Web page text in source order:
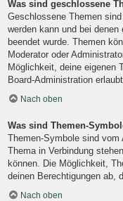
Was sind geschlossene
Geschlossene Themen
werden kann und bei denen
beendet wurde. Themen
Moderator oder
Möglichkeit, deine eigenen
Board-Administration erlaubt
Nach oben
Was sind Themen-
Themen-Symbole sind vom
Thema in Verbindung
können. Die Möglichkeit,
deinen Berechtigungen ab,
Nach oben